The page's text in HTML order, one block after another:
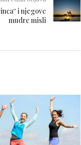
i njegove
mudre misli